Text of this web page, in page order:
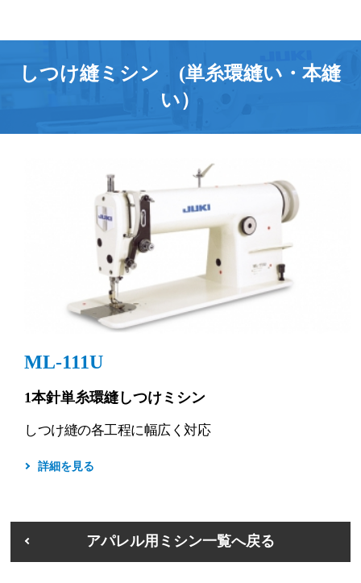
しつけ縫ミシン (単糸環縫い・本縫
い）
ML-111U
1本針単糸環縫しつけミシン
しつけ縫の各工程に幅広く対応
詳細を見る
アパレル用ミシン一覧へ戻る